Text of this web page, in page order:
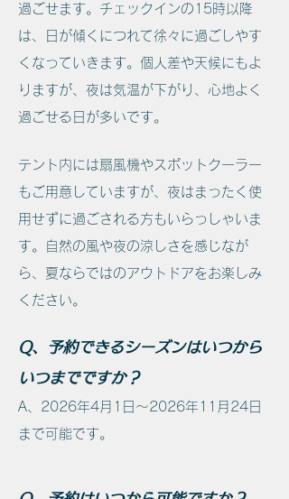
過ごせます。チェックインの15時以降
は、日が傾くにつれて徐々に過ごしやす
くなっていきます。個人差や天候にもよ
りますが、夜は気温が下がり、心地よく
過ごせる日が多いです。
テント内には扇風機やスポットクーラー
もご用意していますが、夜はまったく使
用せずに過ごされる方もいらっしゃいま
す。自然の風や夜の涼しさを感じなが
ら、夏ならではのアウトドアをお楽しみ
ください。
Q、予約できるシーズンはいつから
いつまでですか？
A、2026年4月1日～2026年11月24日
まで可能です。